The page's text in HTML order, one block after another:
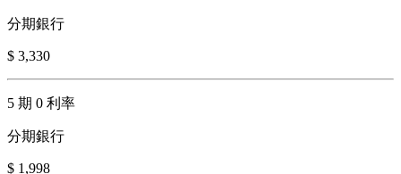
分期銀行
$ 3,330
5 期 0 利率
分期銀行
$ 1,998